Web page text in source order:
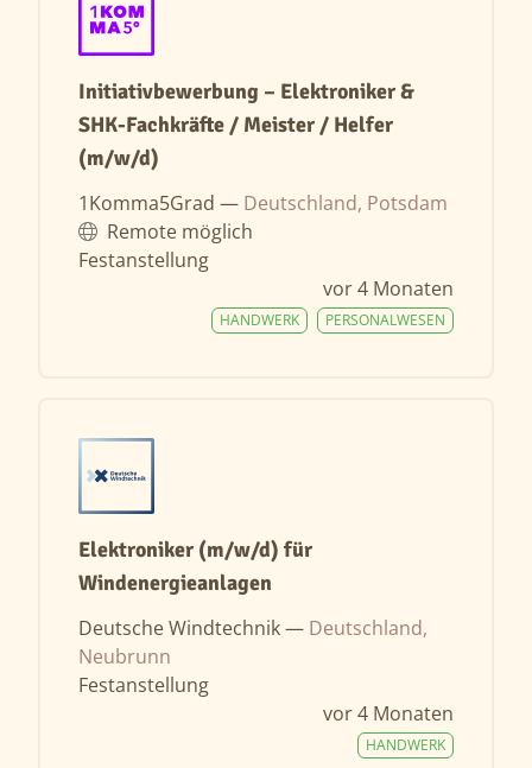
Initiativbewerbung – Elektroniker &
SHK-Fachkräfte / Meister / Helfer
(m/w/d)
1Komma5Grad — Deutschland, Potsdam
Remote möglich
Festanstellung
vor 4 Monaten
PERSONALWESEN
HANDWERK
Elektroniker (m/w/d) für
Windenergieanlagen
Deutsche Windtechnik — Deutschland,
Neubrunn
Festanstellung
vor 4 Monaten
HANDWERK